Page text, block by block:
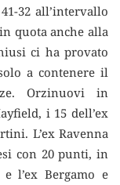
32 all’intervallo
quota anche alla
ci ha provato
a contenere il
Orzinuovi in
i 15 dell’ex
L’ex Ravenna
con 20 punti, in
l’ex Bergamo e